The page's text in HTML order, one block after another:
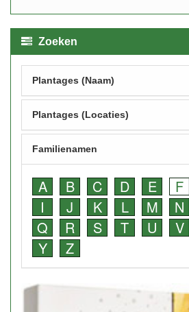
Zoeken
Plantages (Naam)
Plantages (Locaties)
Familienamen
A B C D E F
I
J K L M N
Q
R S T U V
Y
Z